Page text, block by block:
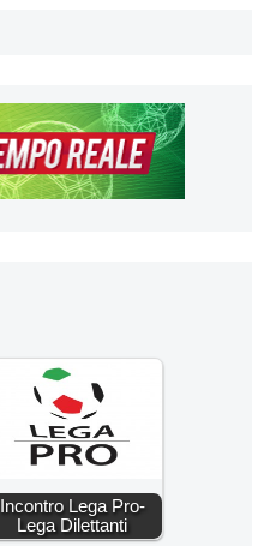
Incontro Lega Pro-
Lega Dilettanti